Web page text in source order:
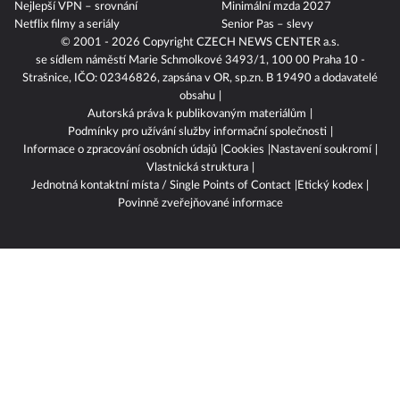
© 2001 - 2026 Copyright CZECH NEWS CENTER a.s.
se sídlem náměstí Marie Schmolkové 3493/1, 100 00 Praha 10 -
Strašnice, IČO: 02346826, zapsána v OR, sp.zn. B 19490 a dodavatelé
obsahu
Autorská práva k publikovaným materiálům
Podmínky pro užívání služby informační společnosti
Informace o zpracování osobních údajů Cookies
Nastavení soukromí
Vlastnická struktura
Jednotná kontaktní místa / Single Points of Contact
Etický kodex
Povinně zveřejňované informace
Nejlepší VPN – srovnání
Netflix filmy a seriály
Minimální mzda 2027
Senior Pas – slevy